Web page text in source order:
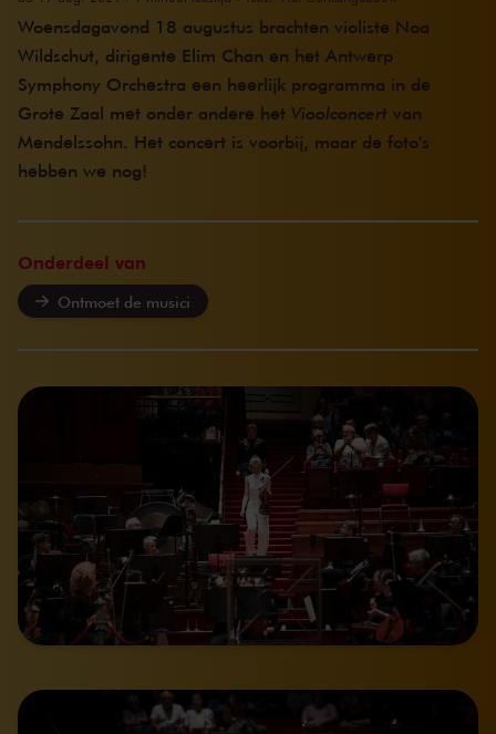
Woensdagavond 18 augustus brachten violiste Noa
Wildschut, dirigente Elim Chan en het Antwerp
Symphony Orchestra een heerlijk programma in de
Grote Zaal met onder andere het Vioolconcert van
Mendelssohn. Het concert is voorbij, maar de foto's
hebben we nog!
Onderdeel van
Ontmoet de musici